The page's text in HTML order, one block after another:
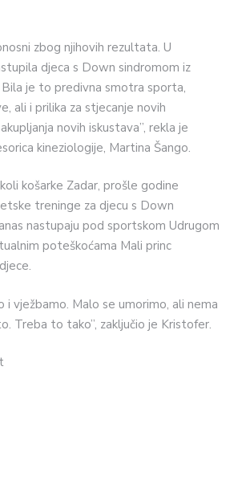
zbog njihovih rezultata. U
djeca s Down sindromom iz
je to predivna smotra sporta,
ali i prilika za stjecanje novih
novih iskustava”, rekla je
kineziologije, Martina Šango.
košarke Zadar, prošle godine
treninge za djecu s Down
nastupaju pod sportskom Udrugom
poteškoćama Mali princ
i vježbamo. Malo se umorimo, ali nema
Treba to tako”, zaključio je Kristofer.